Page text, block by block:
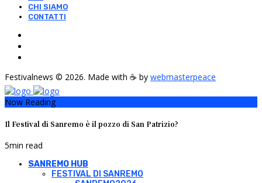
CHI SIAMO
CONTATTI
Festivalnews © 2026. Made with ☕ by webmasterpeace
Now Reading
Il Festival di Sanremo è il pozzo di San Patrizio?
5min read
SANREMO HUB
FESTIVAL DI SANREMO